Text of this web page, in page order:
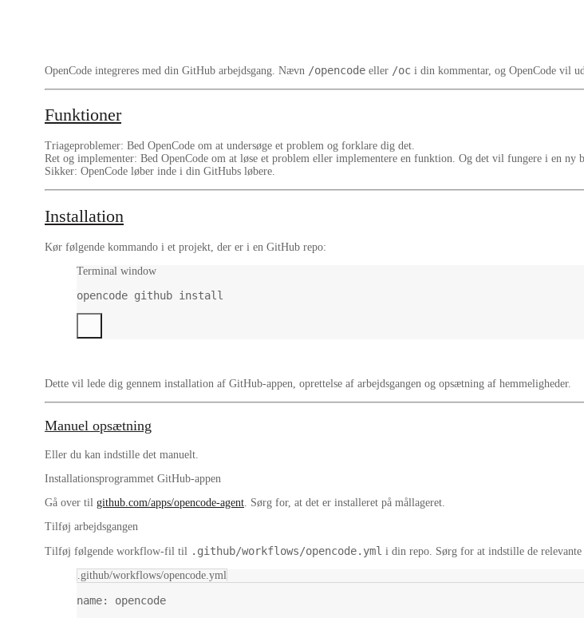
OpenCode integreres med din GitHub arbejdsgang. Nævn /opencode eller /oc i din kommentar, og OpenCode vil
Funktioner
Triageproblemer: Bed OpenCode om at undersøge et problem og forklare dig det.
Ret og implementer: Bed OpenCode om at løse et problem eller implementere en funktion. Og det vil fungere i en ny
Sikker: OpenCode løber inde i din GitHubs løbere.
Installation
Kør følgende kommando i et projekt, der er i en GitHub repo:
Terminal window
opencode github install
Dette vil lede dig gennem installation af GitHub-appen, oprettelse af arbejdsgangen og opsætning af hemmeligheder.
Manuel opsætning
Eller du kan indstille det manuelt.
Installationsprogrammet GitHub-appen
Gå over til github.com/apps/opencode-agent . Sørg for, at det er installeret på mållageret.
Tilføj arbejdsgangen
Tilføj følgende workflow-fil til .github/workflows/opencode.yml i din repo. Sørg for at indstille de relevante
.github/workflows/opencode.yml
name: opencode